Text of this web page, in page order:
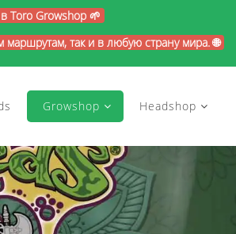
Toro Growshop 🌱
так и в любую страну мира. 🌐
Growshop Headshop